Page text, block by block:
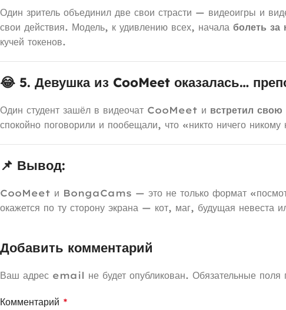
Один зритель объединил две свои страсти — видеоигры и
свои действия. Модель, к удивлению всех, начала болеть за
кучей токенов.
😂 5. Девушка из CooMeet оказалась…
Один студент зашёл в видеочат CooMeet и встретил свою
спокойно поговорили и пообещали, что «никто ничего
📌 Вывод:
CooMeet и BongaCams — это не только формат
окажется по ту сторону экрана — кот, маг, будущая невеста
Добавить комментарий
Ваш адрес email не будет опубликован. Обязательные поля
Комментарий *